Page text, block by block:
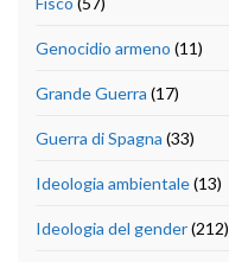
Genocidio armeno (11)
Grande Guerra (17)
Guerra di Spagna (33)
Ideologia ambientale(13)
Ideologia del gender(212)